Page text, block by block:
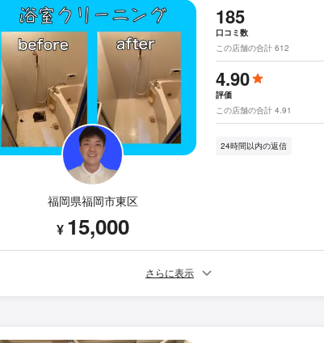
福岡県福岡市東区
¥ 15,000
185
口コミ数
この店舗の合計 612
4.90
評価
この店舗の合計 4.91
24時間以内の返信
さらに表示